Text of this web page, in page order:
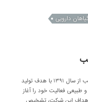
دارویی
شرکت تحقیقاتی پارسی طب از سال ۱۳۹۱ با هدف تولید
طبیعی فعالیت خود را آغاز